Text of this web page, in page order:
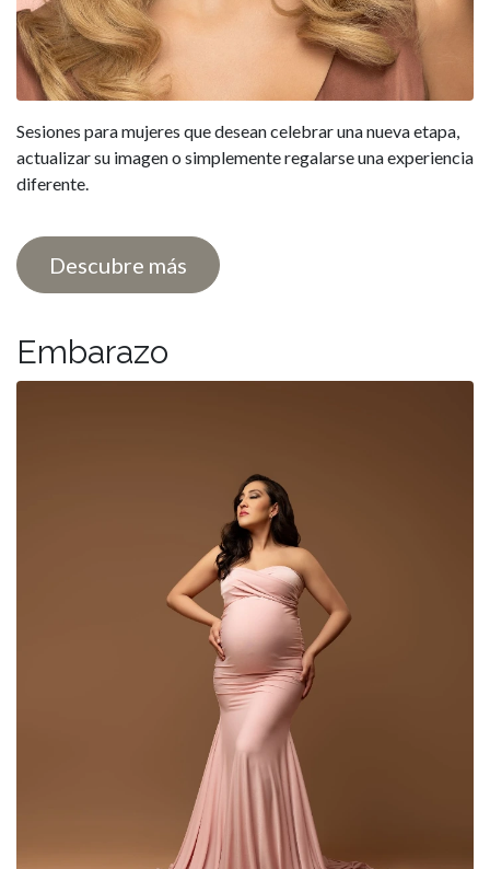
Sesiones para mujeres que desean celebrar una nueva etapa,
actualizar su imagen o simplemente regalarse una experiencia
diferente.
Embarazo
Descubre más